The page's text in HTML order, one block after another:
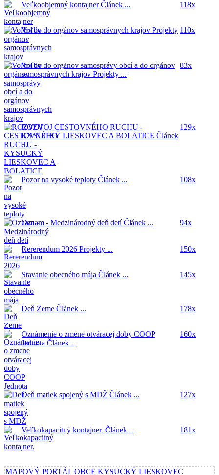
Veľkoobjemný kontajnerČlánek ... 118x
Voľby do orgánov samosprávnych krajov Projekty
...
110x
Voľby do orgánov samosprávy obcí a do orgánov
samosprávnych krajov Projekty ...
83x
ROZVOJ CESTOVNÉHO RUCHU -
KYSUCKÝ LIESKOVEC A BOLATICE Článek
...
129x
Pozor na vysoké teploty Článek ... 108x
Oznam - Medzinárodný deň detíČlánek ... 94x
Rererendum 2026 Projekty ... 150x
Stavanie obecného mája Článek ... 145x
Deň Zeme Článek ... 178x
Oznámenie o zmene otváracej doby COOP
Jednota Článek ...
160x
Deň matiek spojený s MDŽ Článek ... 127x
Veľkokapacitný kontajner. Článek ... 181x
MAPOVÝ PORTÁL OBCE KYSUCKÝ LIESKOVEC